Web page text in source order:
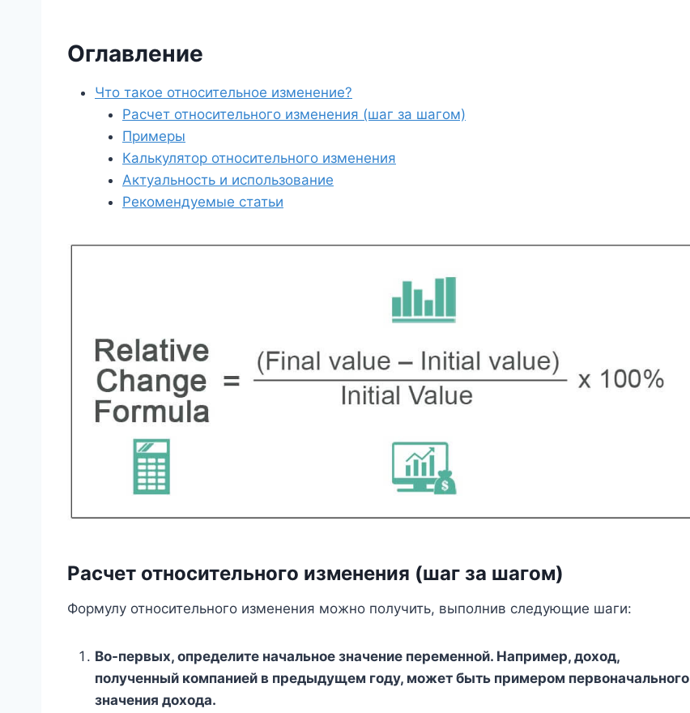
Оглавление
Что такое относительное изменение?
Расчет относительного изменения (шаг за шагом)
Примеры
Калькулятор относительного изменения
Актуальность и использование
Рекомендуемые статьи
Расчет относительного изменения (шаг за шагом)
Формулу относительного изменения можно получить, выполнив следующие шаги:
Во-первых, определите начальное значение переменной. Например, доход,
полученный компанией в предыдущем году, может быть примером первоначального
значения дохода.